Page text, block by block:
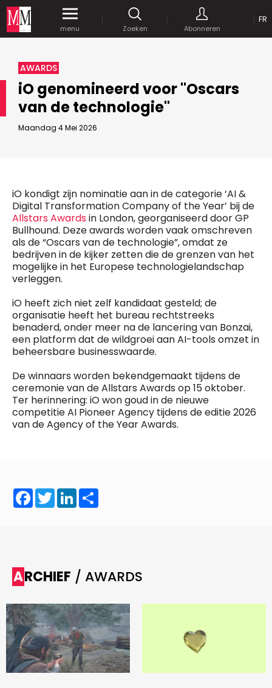
menu Zoeken Abonneren
FR
AWARDS
iO genomineerd voor "Oscars
van de technologie"
Maandag 4 Mei 2026
iO kondigt zijn nominatie aan in de categorie ‘AI &
Digital Transformation Company of the Year’ bij de
Allstars Awardsin London, georganiseerd door GP
Bullhound. Deze awards worden vaak omschreven
als de “Oscars van de technologie”, omdat ze
bedrijven in de kijker zetten die de grenzen van het
mogelijke in het Europese technologielandschap
verleggen.
iO heeft zich niet zelf kandidaat gesteld; de
organisatie heeft het bureau rechtstreeks
benaderd, onder meer na de lancering van Bonzai,
een platform dat de wildgroei aan AI-tools omzet in
beheersbare businesswaarde.
De winnaars worden bekendgemaakt tijdens de
ceremonie van de Allstars Awards op 15 oktober.
Ter herinnering: iO won goud in de nieuwe
competitie AI Pioneer Agency tijdens de editie 2026
van de Agency of the Year Awards.
Facebook
TwitterLinkedIn
ARCHIEF / AWARDS
JE WACHTWOORD VERSTUREN
OP
MARCOM WORLD SRL
Mix Brussels - Vorstlaan 25 bus 5
1160 Brussels - Belgïe
E-mail :info@mm.be
Managing Director
Jean-Vianney Philippe
0471 92 01 98
jeanvianney@mm.be
General Manager
Fred Bouchar
0498 88 64 89
f.bouchar@mm.be
Chief Editor
Griet Byl
g.byl@mm.be
Chief Editor
Damien Lemaire
0477 37 31 65
Gebruikaanhalingstekens("") rond de
zoektermen, zodat er op de exacte combinatie
gezocht wordt.
Gebruik hetplusteken (+)tussen de zoektermen
als u op zoek wilt gaan naar artikels die één of
meerdere van deze woorden vermelden.
BEVESTIGEN
Krijg gedurende een maand gratistoegang
Bedrijfsabonnement
Daily
Freemium
access
1 x week
MM Brunch
1 x week
MM Tech
10 x year
MM Best of
Research
10 x year
Vragen ?